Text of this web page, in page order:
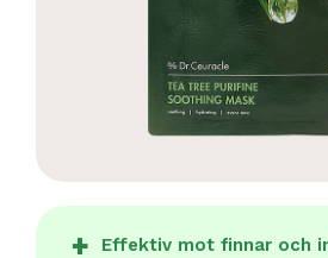
Effektiv mot finnar och